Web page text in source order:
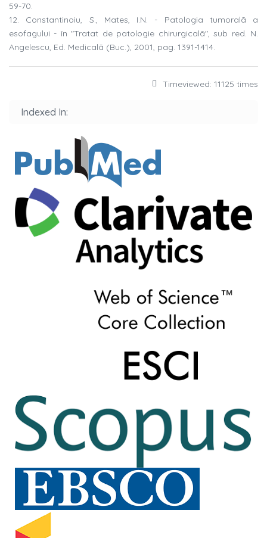
59-70.
12. Constantinoiu, S., Mates, I.N. - Patologia tumoralã a
esofagului - în "Tratat de patologie chirurgicalã", sub red. N.
Angelescu, Ed. Medicalã (Buc.), 2001, pag. 1391-1414.
Timeviewed: 11125 times
Indexed In: